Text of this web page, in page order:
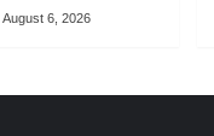
August 6, 2026